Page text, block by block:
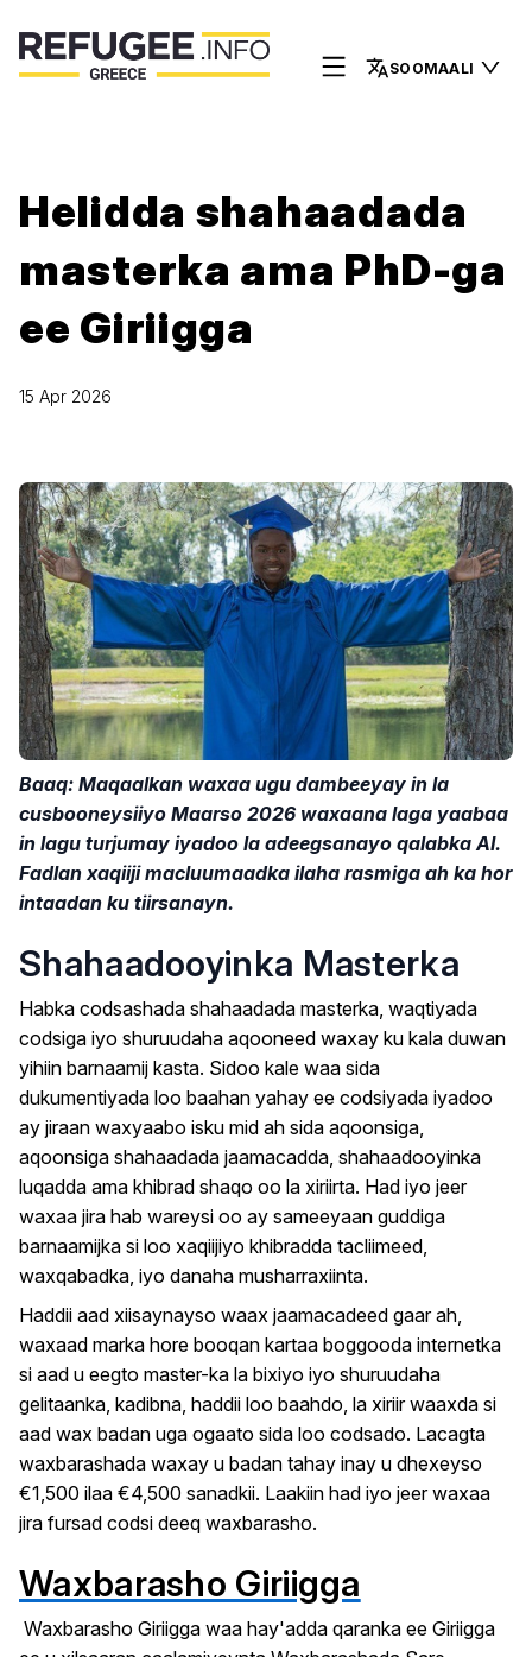
SOOMAALI
Helidda shahaadada
masterka ama PhD-ga
ee Giriigga
15 Apr 2026
Baaq: Maqaalkan waxaa ugu dambeeyay in la
cusbooneysiiyo Maarso 2026 waxaana laga yaabaa
in lagu turjumay iyadoo la adeegsanayo qalabka AI.
Fadlan xaqiiji macluumaadka ilaha rasmiga ah ka hor
intaadan ku tiirsanayn.
Shahaadooyinka Masterka
Habka codsashada shahaadada masterka, waqtiyada
codsiga iyo shuruudaha aqooneed waxay ku kala duwan
yihiin barnaamij kasta. Sidoo kale waa sida
dukumentiyada loo baahan yahay ee codsiyada iyadoo
ay jiraan waxyaabo isku mid ah sida aqoonsiga,
aqoonsiga shahaadada jaamacadda, shahaadooyinka
luqadda ama khibrad shaqo oo la xiriirta. Had iyo jeer
waxaa jira hab wareysi oo ay sameeyaan guddiga
barnaamijka si loo xaqiijiyo khibradda tacliimeed,
waxqabadka, iyo danaha musharraxiinta.
Haddii aad xiisaynayso waax jaamacadeed gaar ah,
waxaad marka hore booqan kartaa boggooda internetka
si aad u eegto master-ka la bixiyo iyo shuruudaha
gelitaanka, kadibna, haddii loo baahdo, la xiriir waaxda si
aad wax badan uga ogaato sida loo codsado. Lacagta
waxbarashada waxay u badan tahay inay u dhexeyso
€1,500 ilaa €4,500 sanadkii. Laakiin had iyo jeer waxaa
jira fursad codsi deeq waxbarasho.
Waxbarasho Giriigga
Waxbarasho Giriigga waa hay'adda qaranka ee Giriigga